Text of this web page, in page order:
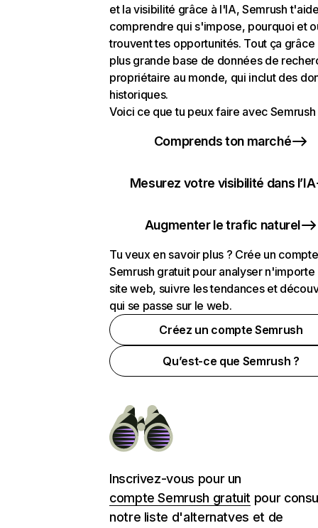
et la visibilité grâce à l'IA, Semrush
comprendre qui s'impose, pourquoi et
trouvent tes opportunités. Tout ça grâce
plus grande base de données de
propriétaire au monde, qui inclut des
historiques.
Voici ce que tu peux faire avec Semrush
Comprends ton marché
Mesurez votre visibilité dans l’IA
Augmenter le trafic naturel
Tu veux en savoir plus ? Crée un compte
Semrush gratuit pour analyser n'importe
site web, suivre les tendances et
qui se passe sur le web.
Créez un compte Semrush
Qu’est-ce que Semrush ?
Inscrivez-vous pour un
compte Semrush gratuit pour
notre liste d'alternatves et de